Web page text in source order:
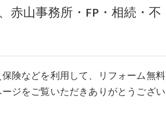
赤山事務所・FP・相続・不
険などを利用して、リフォーム無料
ジをご覧いただきありがとうござい